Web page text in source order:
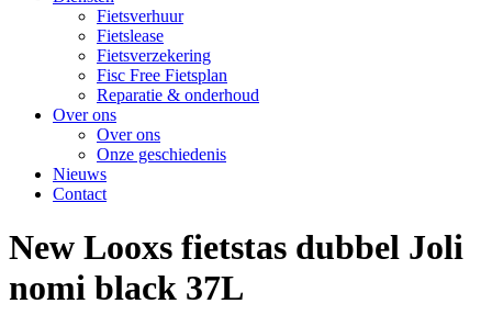
Fietsverhuur
Fietslease
Fietsverzekering
Fisc Free Fietsplan
Reparatie & onderhoud
Over ons
Over ons
Onze geschiedenis
Nieuws
Contact
New Looxs fietstas dubbel Joli
nomi black 37L